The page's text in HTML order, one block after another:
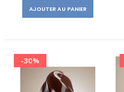
AJOUTER AU PANIER
-30%